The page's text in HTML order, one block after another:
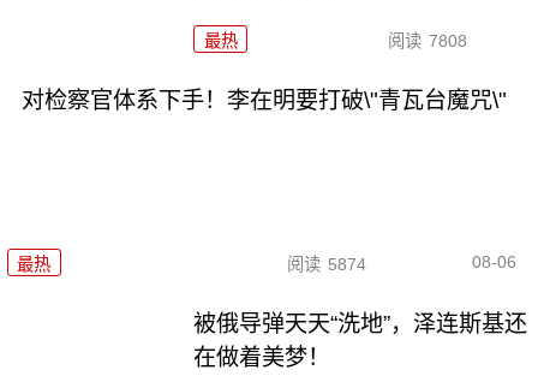
最热 阅读 7808
对检察官体系下手！李在明要打破\"青瓦台魔咒\"
最热 阅读 5874 08-06
被俄导弹天天“洗地”，泽连斯基还
在做着美梦！